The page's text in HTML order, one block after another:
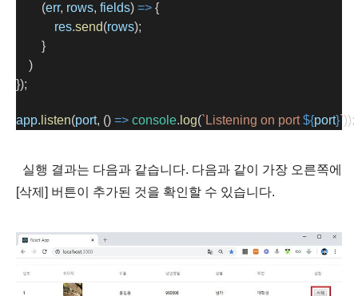
        (
err, rows, fields) => {
res.send(rows);
        }
    )
});
app. listen(port, () => console. log(`Listening on port ${port}`));
실행 결과는 다음과 같습니다. 다음과 같이 가장 오른쪽에
[삭제] 버튼이 추가된 것을 확인할 수 있습니다.